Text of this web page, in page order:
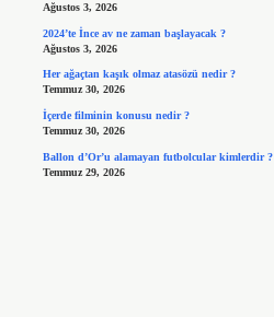
Ağustos 3, 2026
2024’te İnce av ne zaman başlayacak ?
Ağustos 3, 2026
Her ağaçtan kaşık olmaz atasözü nedir ?
Temmuz 30, 2026
İçerde filminin konusu nedir ?
Temmuz 30, 2026
Ballon d’Or’u alamayan futbolcular kimlerdir ?
Temmuz 29, 2026